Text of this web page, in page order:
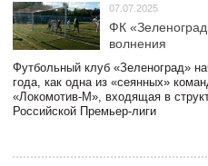
07.07.2025
ФК
волнения
Футбольный клуб «Зеленоград»
года, как одна из «сеянных»
«Локомотив-М», входящая в
Российской Премьер-лиги